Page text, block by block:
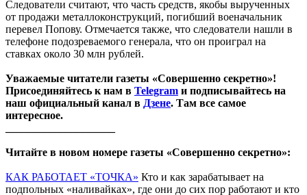
Следователи считают, что часть средств, якобы вырученных
от продажи металлоконструкций, погибший военачальник
перевел Попову. Отмечается также, что следователи нашли в
телефоне подозреваемого генерала, что он проиграл на
ставках около 30 млн рублей.
Уважаемые читатели газеты «Совершенно секретно»!
Присоединяйтесь к нам в Telegram и подписывайтесь на
наш официальный канал в Дзене. Там все самое
интересное.
Читайте в новом номере газеты «Совершенно секретно»:
КАК РАБОТАЕТ «ТОЧКА» Кто и как зарабатывает на
подпольных «наливайках», где они до сих пор работают и кто